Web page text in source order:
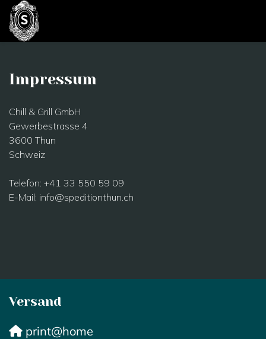
Impressum
Chill & Grill GmbH
Gewerbestrasse 4
3600 Thun
Schweiz
Telefon: +41 33 550 59 09
E-Mail: info@speditionthun.ch
Versand
print@home